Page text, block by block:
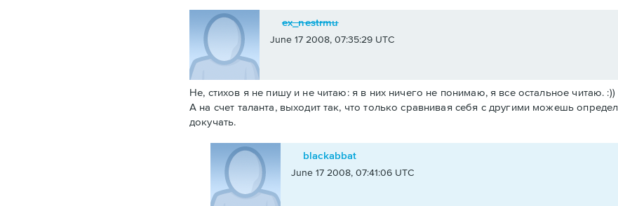
ex_nestrmu
June 17 2008, 07:35:29 UTC
Не, стихов я не пишу и не читаю: я в них ничего не понимаю, я все остальное читаю. :))
А на счет таланта, выходит так, что только сравнивая себя с другими можешь
докучать.
blackabbat
June 17 2008, 07:41:06 UTC